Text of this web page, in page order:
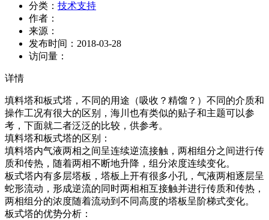
分类： 技术支持
作者：
来源：
发布时间： 2018-03-28
访问量：
详情
填料塔和板式塔，不同的用途（吸收？精馏？）不同的介质和
操作工况有很大的区别，海川也有类似的贴子和主题可以参
考，下面就二者泛泛的比较，供参考。
填料塔和板式塔的区别：
填料塔内气液两相之间呈连续逆流接触，两相组分之间进行传
质和传热，随着两相不断地升降，组分浓度连续变化。
板式塔内有多层塔板，塔板上开有很多小孔，气液两相逐层呈
蛇形流动，形成逆流的同时两相相互接触并进行传质和传热，
两相组分的浓度随着流动到不同高度的塔板呈阶梯式变化。
板式塔的优势分析：